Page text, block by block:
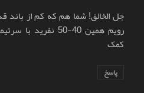
جل الخالق! شما هم که کم از باند
رویم همین 40-50
کمک
پاسخ